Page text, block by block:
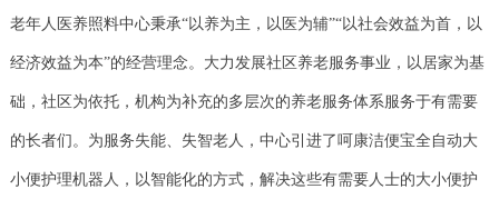
老年人医养照料中心秉承“以养为主，以医为辅”“以社会效益为首，以
经济效益为本”的经营理念。大力发展社区养老服务事业，以居家为基
础，社区为依托，机构为补充的多层次的养老服务体系服务于有需要
的长者们。为服务失能、失智老人，中心引进了呵康洁便宝全自动大
小便护理机器人，以智能化的方式，解决这些有需要人士的大小便护